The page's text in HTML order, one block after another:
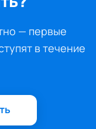
— первые
в течение